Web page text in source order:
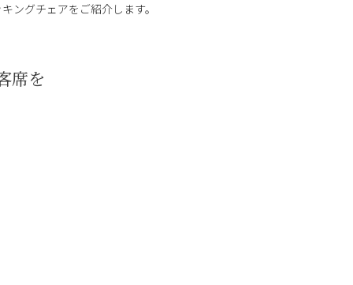
ングチェアをご紹介します。
席を